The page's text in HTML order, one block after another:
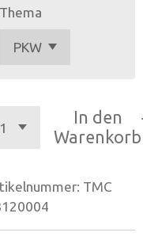
Thema
In den
Warenkorb
TMC